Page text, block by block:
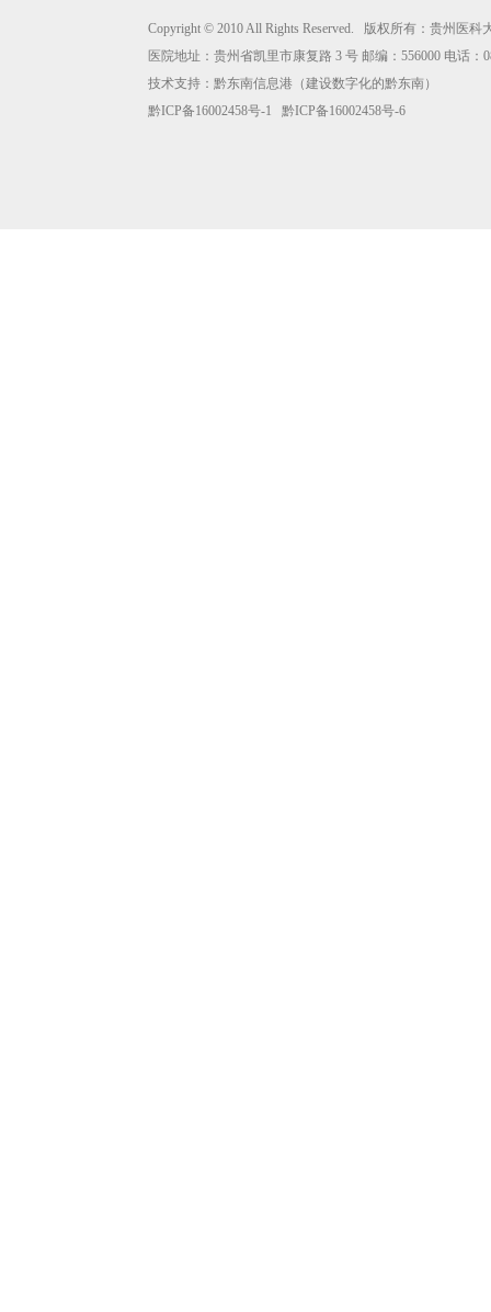
Copyright © 2010 All Rights Reserved. 版权所有：贵州医科
医院地址：贵州省凯里市康复路 3 号 邮编：556000 电话：
技术支持： 黔东南信息港 （建设数字化的黔东南）
黔ICP备16002458号-1
黔ICP备16002458号-6